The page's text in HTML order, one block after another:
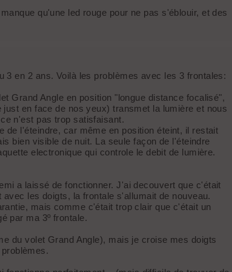
qu'une led rouge pour ne pas s'éblouir, et des
en 2 ans. Voilà les problèmes avec les 3 frontales:
Grand Angle en position "longue distance focalisé",
en face de nos yeux) transmet la lumière et nous
n'est pas trop satisfaisant.
de l'éteindre, car même en position éteint, il restait
bien visible de nuit. La seule façon de l'éteindre
electronique qui controle le debit de lumière.
a laissé de fonctionner. J'ai decouvert que c'était
les doigts, la frontale s'allumait de nouveau.
mais comme c'était trop clair que c'était un
par ma 3º frontale.
du volet Grand Angle), mais je croise mes doigts